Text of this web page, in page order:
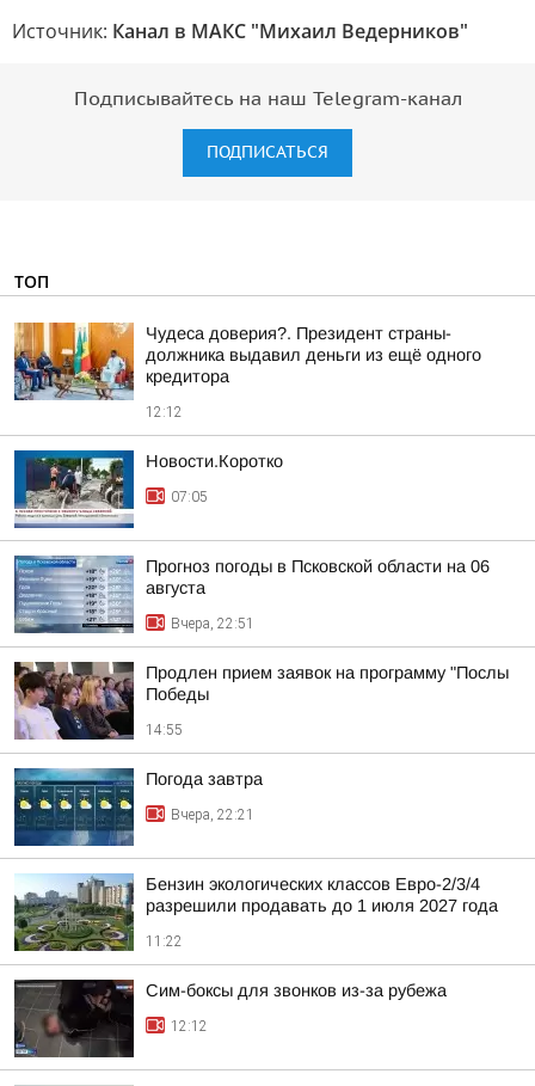
Источник: Канал в МАКС "Михаил Ведерников"
Подписывайтесь на наш Telegram-канал
ПОДПИСАТЬСЯ
ТОП
Чудеса доверия?. Президент страны-
должника выдавил деньги из ещё одного
кредитора
12:12
Новости.Коротко
07:05
Прогноз погоды в Псковской области на 06
августа
Вчера, 22:51
Продлен прием заявок на программу "Послы
Победы
14:55
Погода завтра
Вчера, 22:21
Бензин экологических классов Евро-2/3/4
разрешили продавать до 1 июля 2027 года
11:22
Сим-боксы для звонков из-за рубежа
12:12